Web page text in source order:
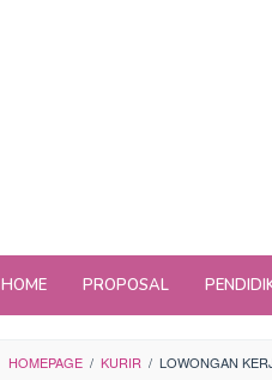
HOME PROPOSAL
HOMEPAGE / KURIR / LOWONGAN